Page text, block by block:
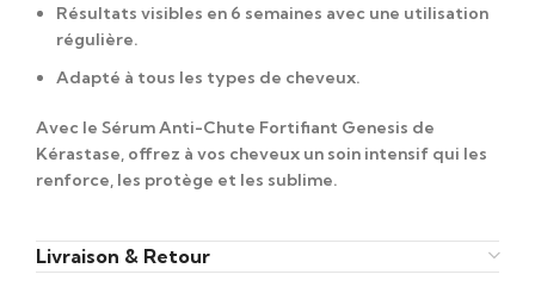
Résultats visibles en 6 semaines avec une utilisation
régulière.
Adapté à tous les types de cheveux.
Avec le Sérum Anti-Chute Fortifiant Genesis de
Kérastase, offrez à vos cheveux un soin intensif qui les
renforce, les protège et les sublime.
Livraison & Retour